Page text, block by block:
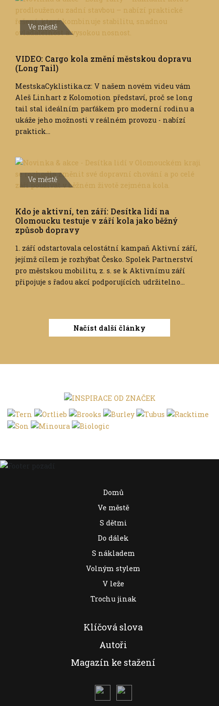
Ve městě
VIDEO: Cargo kola změní městskou dopravu
(Long Tail)
MestskaCyklistika.cz: V našem novém videu vám
Aleš Linhart z Kolomotion představí, proč se long
tail stal ideálním parťákem pro moderní rodinu a
ukáže jeho možnosti v reálném provozu - nabízí
praktick...
Ve městě
Kdo je aktivní, ten září: Desítka lidí na
Olomoucku testuje v září kola jako běžný
způsob dopravy
1. září odstartovala celostátní kampaň Aktivní září,
jejímž cílem je rozhýbat Česko. Spolek Partnerství
pro městskou mobilitu, z. s. se k Aktivnímu září
připojuje s řadou akcí podporujících udržitelno...
Načíst další články
Domů
Ve městě
S dětmi
Do dálek
S nákladem
Volným stylem
V leže
Trochu jinak
Klíčová slova
Autoři
Magazín ke stažení